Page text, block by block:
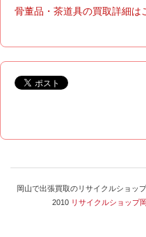
骨董品・茶道具の買取詳細は
岡山で出張買取のリサイクルショ
2010 リサイクルショップ